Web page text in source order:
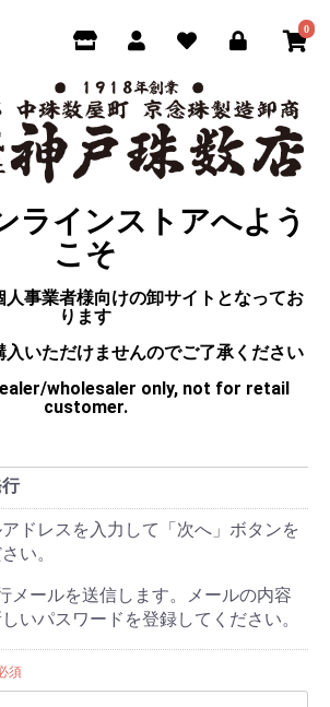
0
ラインストアへよう
こそ
人事業者様向けの卸サイトとなってお
ります
入いただけませんのでご了承ください
wholesaler only, not for retail
customer.
ドレスを入力して「次へ」ボタンを
い。
メールを送信します。メールの内容
いパスワードを登録してください。
須